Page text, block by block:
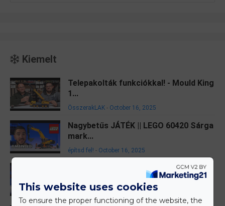
Kiemelt
Telepakolták funkciókkal! - Mould King
1...
ÖsszerakLAK - October 16, 2025
Nagybetűs JÁTÉK || LEGO 60420 Sárga
mark...
építsd fel! - October 16, 2025
Kocka Western || LEGO/Bricklink BDP
This website uses cookies
To ensure the proper functioning of the website, the